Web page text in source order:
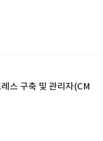
스 구축 및 관리자(CM